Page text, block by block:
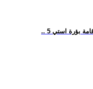
بؤرة استي